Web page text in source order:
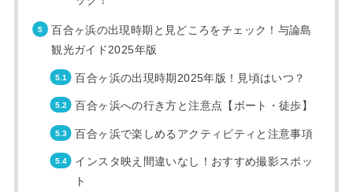
百合ヶ浜の出現時期と見どころをチェック！与論島
観光ガイド2025年版
百合ヶ浜の出現時期2025年版！見頃はいつ？
百合ヶ浜への行き方と注意点【ボート・徒歩】
百合ヶ浜で楽しめるアクティビティと注意事項
インスタ映え間違いなし！おすすめ撮影スポッ
ト